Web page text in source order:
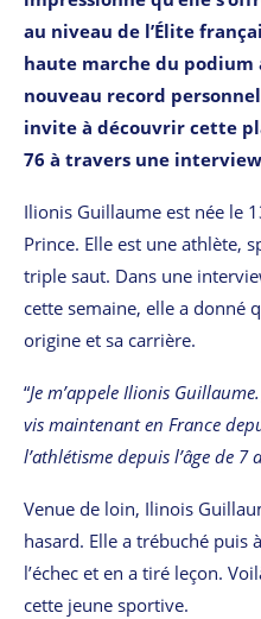
au niveau de l’Élite
haute marche du podium
nouveau record
invite à découvrir cette
76 à travers une
Ilionis Guillaume est née le
Prince. Elle est une athlète,
triple saut. Dans une
cette semaine, elle a donné
origine et sa carrière.
“Je m’appele Ilionis
vis maintenant en France
l’athlétisme depuis l’âge de 7
Venue de loin, Ilinois
hasard. Elle a trébuché puis
l’échec et en a tiré leçon.
cette jeune sportive.